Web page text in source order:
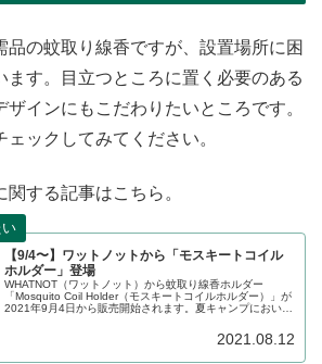
品の蚊取り線香ですが、設置場所に困
ます。目立つところに置く必要のある
インにもこだわりたいところです。
ックしてみてください。
する記事はこちら。
【9/4〜】ワットノットから「モスキートコイル
ホルダー」登場
WHATNOT（ワットノット）から蚊取り線香ホルダー
「Mosquito Coil Holder（モスキートコイルホルダー）」が
2021年9月4日から販売開始されます。夏キャンプにおいて
2021.08.12